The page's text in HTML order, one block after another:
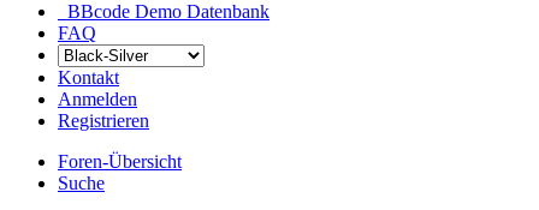
BBcode Demo Datenbank
FAQ
Kontakt
Anmelden
Registrieren
Foren-Übersicht
Suche